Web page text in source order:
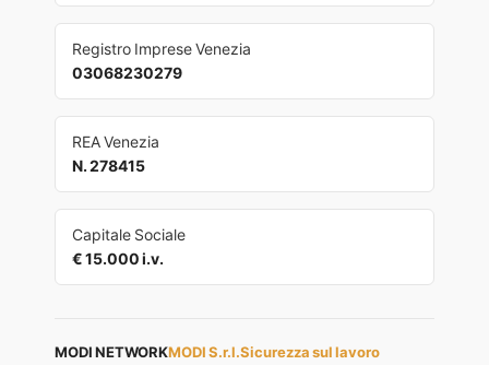
Registro Imprese Venezia
03068230279
REA Venezia
N. 278415
Capitale Sociale
€ 15.000 i.v.
MODI NETWORKMODI S.r.l.Sicurezza sul lavoro